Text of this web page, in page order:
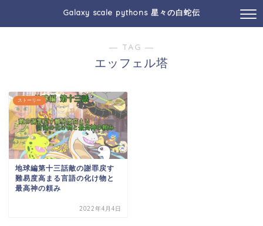
Galaxy scale pythons 星々の白蛇伝
― TAG ―
エッフェル塔
ストーリー
地球編第十三話敵の謝罪戻す
難易度高まる言語の化け物と
最高神の頼み
2022年4月4日